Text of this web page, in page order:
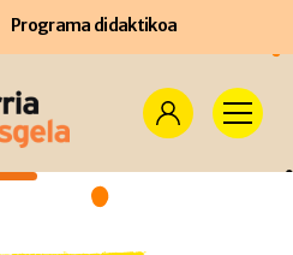
Programa didaktikoa